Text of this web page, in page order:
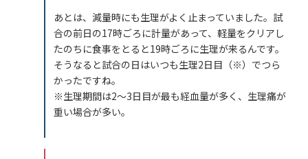
あとは、減量時にも生理がよく止まっていました。試
合の前日の17時ごろに計量があって、軽量をクリアし
たのちに食事をとると19時ごろに生理が来るんです。
そうなると試合の日はいつも生理2日目（※）でつら
かったですね。
※生理期間は2〜3日目が最も経血量が多く、生理痛が
重い場合が多い。